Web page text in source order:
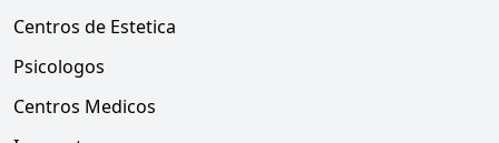
Centros de Estetica
Psicologos
Centros Medicos